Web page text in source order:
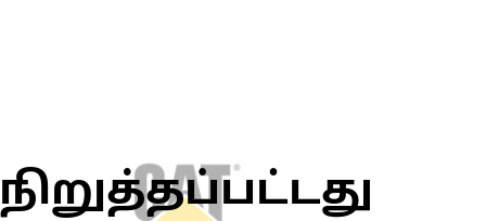
நிறுத்தப்பட்டது